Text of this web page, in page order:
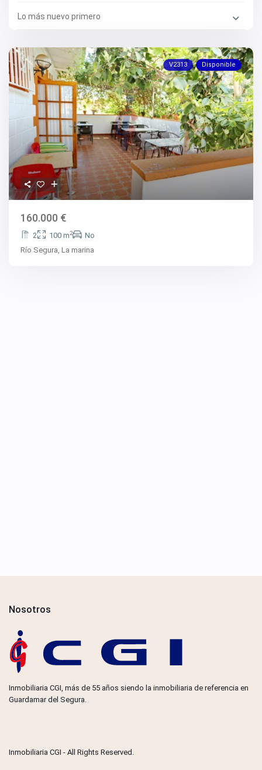
Lo más nuevo primero
V2313 Disponible
160.000 €
2 100 m2
No
Río Segura,La marina
Nosotros
Inmobiliaria CGI, más de 55 años siendo la inmobiliaria de referencia en
Guardamar del Segura.
Inmobiliaria CGI - All Rights Reserved.